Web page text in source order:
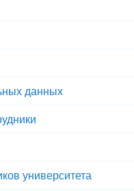
данных
университета